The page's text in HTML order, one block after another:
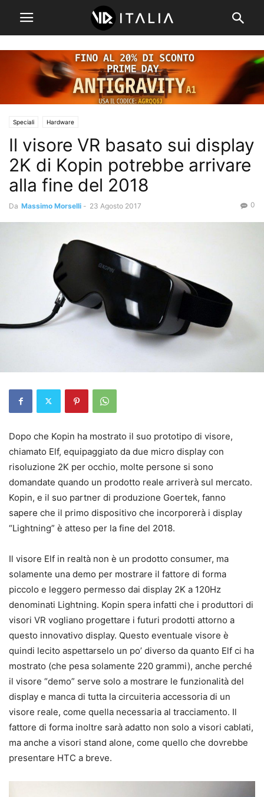
Speciali Hardware
Il visore VR basato sui display
2K di Kopin potrebbe arrivare
alla fine del 2018
Da Massimo Morselli - 23 Agosto 2017 0
Dopo che Kopin ha mostrato il suo prototipo di visore,
chiamato Elf, equipaggiato da due micro display con
risoluzione 2K per occhio, molte persone si sono
domandate quando un prodotto reale arriverà sul mercato.
Kopin, e il suo partner di produzione Goertek, fanno
sapere che il primo dispositivo che incorporerà i display
“Lightning” è atteso per la fine del 2018.
Il visore Elf in realtà non è un prodotto consumer, ma
solamente una demo per mostrare il fattore di forma
piccolo e leggero permesso dai display 2K a 120Hz
denominati Lightning. Kopin spera infatti che i produttori di
visori VR vogliano progettare i futuri prodotti attorno a
questo innovativo display. Questo eventuale visore è
quindi lecito aspettarselo un po’ diverso da quanto Elf ci ha
mostrato (che pesa solamente 220 grammi), anche perché
il visore “demo” serve solo a mostrare le funzionalità del
display e manca di tutta la circuiteria accessoria di un
visore reale, come quella necessaria al tracciamento. Il
fattore di forma inoltre sarà adatto non solo a visori cablati,
ma anche a visori stand alone, come quello che dovrebbe
presentare HTC a breve.